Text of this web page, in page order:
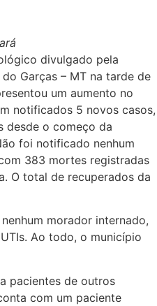
divulgado pela
Garças – MT na tarde de
um aumento no
notificados 5 novos casos,
desde o começo da
foi notificado nenhum
383 mortes registradas
O total de recuperados da
morador internado,
Ao todo, o município
pacientes de outros
com um paciente